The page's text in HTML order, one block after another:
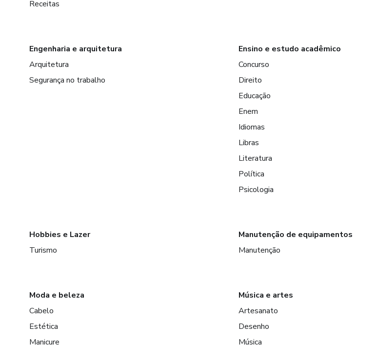
Receitas
Engenharia e arquitetura
Arquitetura
Segurança no trabalho
Ensino e estudo acadêmico
Concurso
Direito
Educação
Enem
Idiomas
Libras
Literatura
Política
Psicologia
Hobbies e Lazer
Turismo
Manutenção de equipamentos
Manutenção
Moda e beleza
Cabelo
Estética
Manicure
Música e artes
Artesanato
Desenho
Música